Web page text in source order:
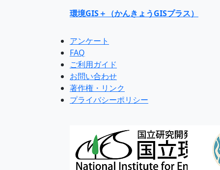
環境GIS＋（かんきょうGISプラス）
アンケート
FAQ
ご利用ガイド
お問い合わせ
著作権・リンク
プライバシーポリシー